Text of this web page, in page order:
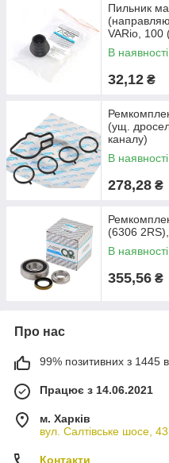
Пильник
VARio, 100
В наявності
32,12 ₴
(ущ.
каналу)
В наявності
278,28 ₴
(6306 2RS),
В наявності
355,56 ₴
Про нас
99% позитивних з 1445
Працює з 14.06.2021
м. Харків
вул. Салтівське шосе,
Контакти